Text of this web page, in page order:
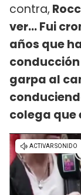
contra,
ver... Fui
años que
garpa al
colega que